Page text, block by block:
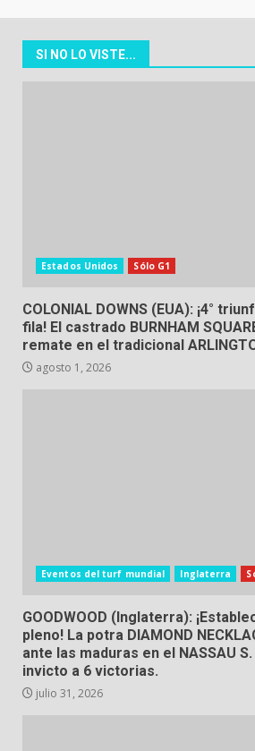
SI NO LO VISTE...
Estados Unidos Sólo G1
COLONIAL DOWNS (EUA): ¡4°
fila! El castrado BURNHAM
remate en el tradicional
agosto 1, 2026
Eventos del turf mundial Inglaterra
GOODWOOD (Inglaterra):
pleno! La potra DIAMOND
ante las maduras en el NASSAU
invicto a 6 victorias.
julio 31, 2026